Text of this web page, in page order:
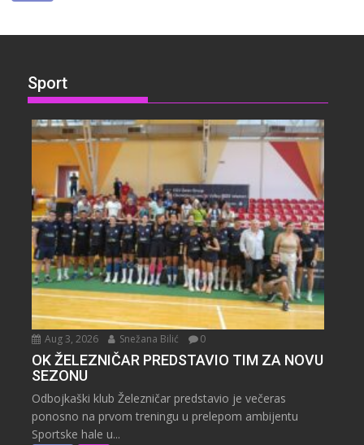
Sport
Aug 3, 2026 Snežana Bilić 0
OK ŽELEZNIČAR PREDSTAVIO TIM ZA NOVU
SEZONU
Odbojkaški klub Železničar predstavio je večeras
ponosno na prvom treningu u prelepom ambijentu
Sportske hale u...